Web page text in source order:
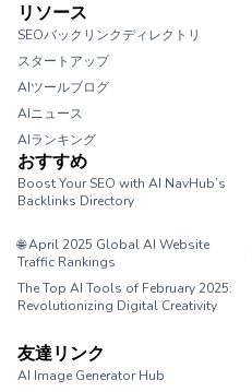
リソース
SEOバックリンクディレクトリ
スタートアップ
AIツールブログ
AIニュース
AIランキング
おすすめ
Boost Your SEO with AI NavHub’s
Backlinks Directory
🌐 April 2025 Global AI Website
Traffic Rankings
The Top AI Tools of February 2025:
Revolutionizing Digital Creativity
友達リンク
AI Image Generator Hub